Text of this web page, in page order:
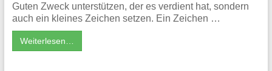
Guten Zweck unterstützen, der es verdient hat, sondern
auch ein kleines Zeichen setzen. Ein Zeichen …
Weiterlesen…